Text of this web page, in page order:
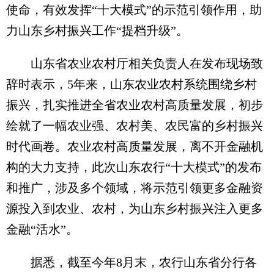
使命，有效发挥“十大模式”的示范引领作用，助
力山东乡村振兴工作“提档升级”。
山东省农业农村厅相关负责人在发布现场致
辞时表示，5年来，山东农业农村系统围绕乡村
振兴，扎实推进全省农业农村高质量发展，初步
绘就了一幅农业强、农村美、农民富的乡村振兴
时代画卷。农业农村高质量发展，离不开金融机
构的大力支持，此次山东农行“十大模式”的发布
和推广，涉及多个领域，将示范引领更多金融资
源投入到农业、农村，为山东乡村振兴注入更多
金融“活水”。
据悉，截至今年8月末，农行山东省分行各